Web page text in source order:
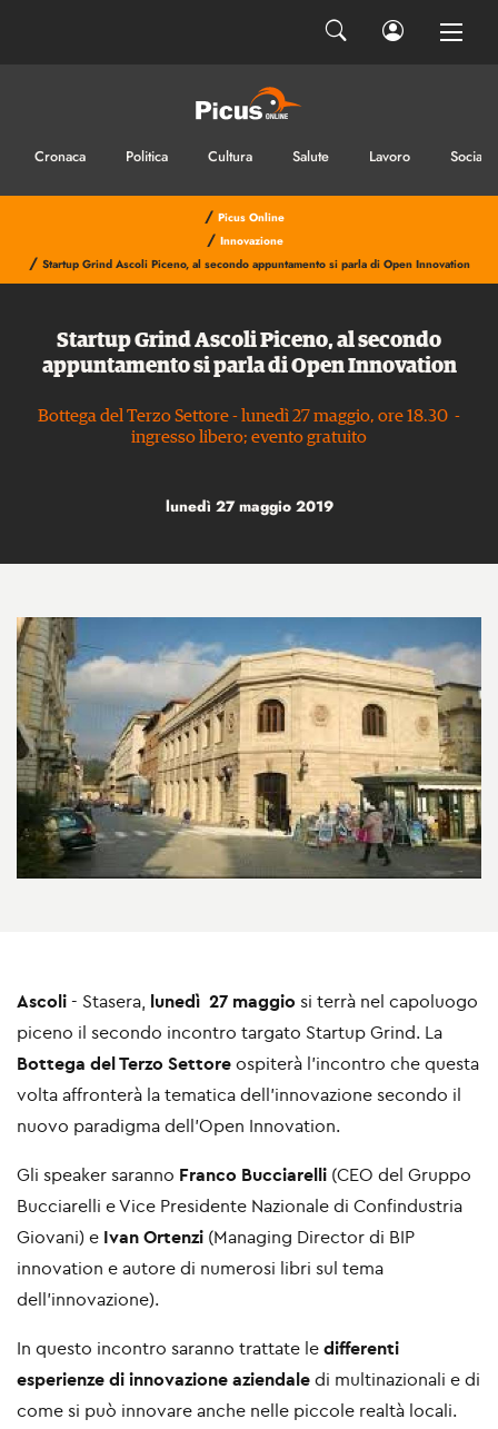
Cronaca Politica Cultura Salute Lavoro Sociale
/ Picus Online
/ Innovazione
/ Startup Grind Ascoli Piceno, al secondo appuntamento si parla di Open Innovation
Startup Grind Ascoli Piceno, al secondo
appuntamento si parla di Open Innovation
Bottega del Terzo Settore - lunedì 27 maggio, ore 18.30 -
ingresso libero; evento gratuito
lunedì 27 maggio 2019
Ascoli - Stasera, lunedì 27 maggio si terrà nel capoluogo
piceno il secondo incontro targato Startup Grind. La
Bottega del Terzo Settore ospiterà l’incontro che questa
volta affronterà la tematica dell’innovazione secondo il
nuovo paradigma dell’Open Innovation.
Gli speaker saranno Franco Bucciarelli (CEO del Gruppo
Bucciarelli e Vice Presidente Nazionale di Confindustria
Giovani) e Ivan Ortenzi (Managing Director di BIP
innovation e autore di numerosi libri sul tema
dell’innovazione).
In questo incontro saranno trattate le differenti
esperienze di innovazione aziendale di multinazionali e di
come si può innovare anche nelle piccole realtà locali.